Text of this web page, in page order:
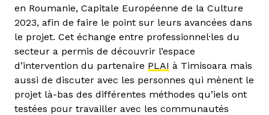
en Roumanie, Capitale Européenne de la Culture
2023, afin de faire le point sur leurs avancées dans
le projet. Cet échange entre professionnel·les du
secteur a permis de découvrir l’espace
d’intervention du partenaire PLAI à Timisoara mais
aussi de discuter avec les personnes qui mènent le
projet là-bas des différentes méthodes qu’iels ont
testées pour travailler avec les communautés